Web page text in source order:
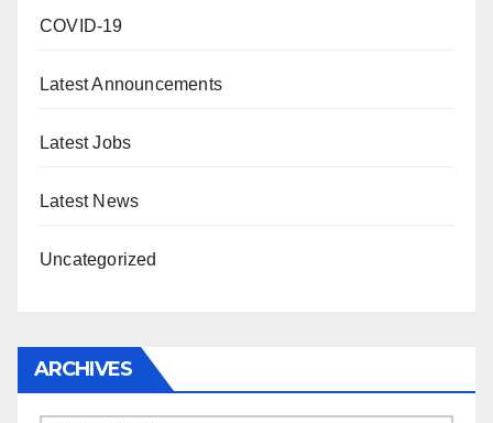
COVID-19
Latest Announcements
Latest Jobs
Latest News
Uncategorized
ARCHIVES